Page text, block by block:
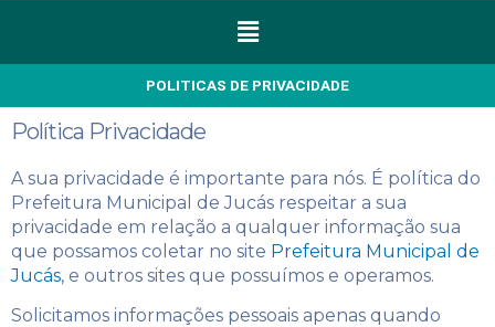
Menu
POLITICAS DE PRIVACIDADE
Política Privacidade
A sua privacidade é importante para nós. É política do
Prefeitura Municipal de Jucás respeitar a sua
privacidade em relação a qualquer informação sua
que possamos coletar no site Prefeitura Municipal de
Jucás, e outros sites que possuímos e operamos.
Solicitamos informações pessoais apenas quando